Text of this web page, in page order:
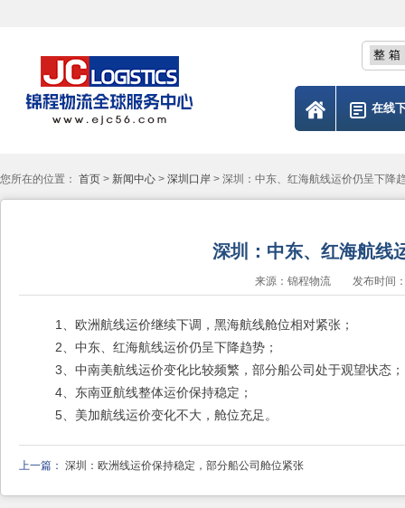
在线
您所在的位置： 首页 > 新闻中心 > 深圳口岸 > 深圳：中东、红海航线运价仍呈下降
深圳：中东、红海航线
来源：锦程物流 发布时间：
1、欧洲航线运价继续下调，黑海航线舱位相对紧张；
2、中东、红海航线运价仍呈下降趋势；
3、中南美航线运价变化比较频繁，部分船公司处于观望状态；
4、东南亚航线整体运价保持稳定；
5、美加航线运价变化不大，舱位充足。
上一篇： 深圳：欧洲线运价保持稳定，部分船公司舱位紧张